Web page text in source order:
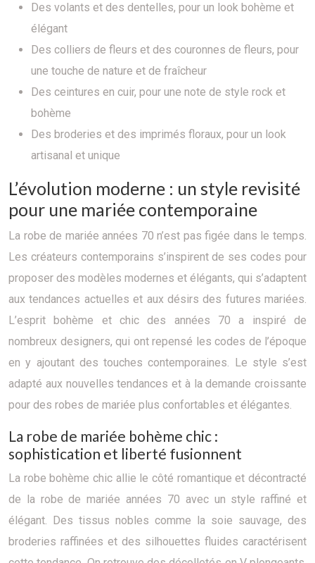
Des volants et des dentelles, pour un look bohème et
élégant
Des colliers de fleurs et des couronnes de fleurs, pour
une touche de nature et de fraîcheur
Des ceintures en cuir, pour une note de style rock et
bohème
Des broderies et des imprimés floraux, pour un look
artisanal et unique
L’évolution moderne : un style revisité
pour une mariée contemporaine
La robe de mariée années 70 n’est pas figée dans le temps.
Les créateurs contemporains s’inspirent de ses codes pour
proposer des modèles modernes et élégants, qui s’adaptent
aux tendances actuelles et aux désirs des futures mariées.
L’esprit bohème et chic des années 70 a inspiré de
nombreux designers, qui ont repensé les codes de l’époque
en y ajoutant des touches contemporaines. Le style s’est
adapté aux nouvelles tendances et à la demande croissante
pour des robes de mariée plus confortables et élégantes.
La robe de mariée bohème chic :
sophistication et liberté fusionnent
La robe bohème chic allie le côté romantique et décontracté
de la robe de mariée années 70 avec un style raffiné et
élégant. Des tissus nobles comme la soie sauvage, des
broderies raffinées et des silhouettes fluides caractérisent